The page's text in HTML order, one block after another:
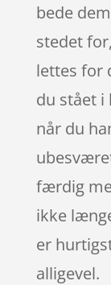
bede
stedet
lettes for
du stået i
når du
færdig
ikke
er
alligevel.